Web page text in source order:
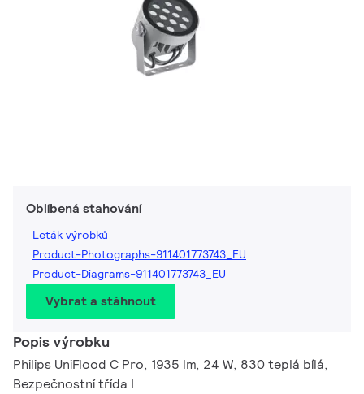
Oblíbená stahování
Leták výrobků
Product-Photographs-911401773743_EU
Product-Diagrams-911401773743_EU
Vybrat a stáhnout
Popis výrobku
Philips UniFlood C Pro, 1935 lm, 24 W, 830 teplá bílá,
Bezpečnostní třída I